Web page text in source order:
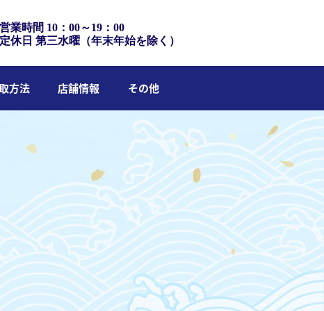
営業時間 10：00～19：00
定休日 第三水曜（年末年始を除く）
方法 店舗情報 その他